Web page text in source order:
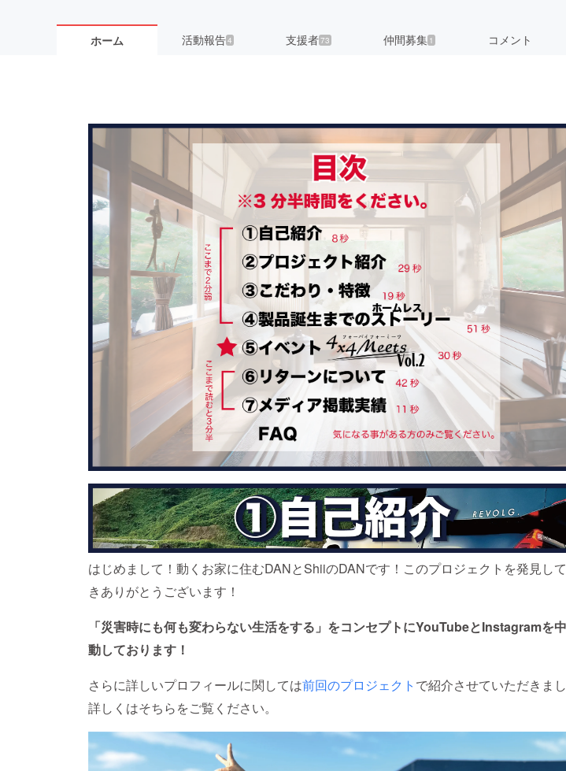
ホーム 活動報告4 支援者73 仲間募集 1 コメント
はじめまして！動くお家に住むDANとShiiのDANです！このプロジェクトを発見し
きありがとうございます！
「災害時にも何も変わらない生活をする」をコンセプトにYouTubeとInstagramを
動しております！
さらに詳しいプロフィールに関しては前回のプロジェクト で紹介させていただきま
詳しくはそちらをご覧ください。